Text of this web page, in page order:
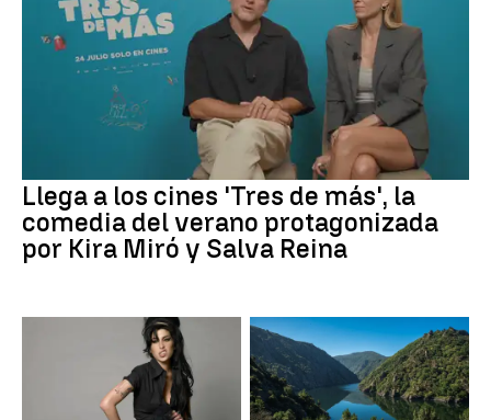
Llega a los cines 'Tres de más', la
comedia del verano protagonizada
por Kira Miró y Salva Reina